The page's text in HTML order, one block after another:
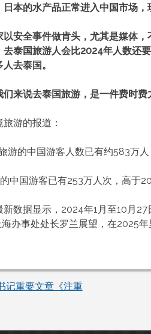
事
会
坚
持
久
本的水产品正常进入中国市场，
安全事件做肯头，尤其是媒体
泰国旅游人会比2024年人数还
去泰国。
来说去泰国旅游，是一件费时费
游的报道：
游的中国游客人数已有约583万
中国游客已有253万人次，高于
数据显示，2024年1月至10月
办事处处长罗兰展望，在2025
记重要文章《注重